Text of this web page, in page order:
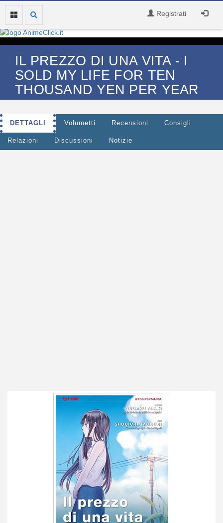
Registrati
IL PREZZO DI UNA VITA - I
SOLD MY LIFE FOR TEN
THOUSAND YEN PER YEAR
DETTAGLI Volumetti Recensioni Consigli
Relazioni Discussioni Notizie